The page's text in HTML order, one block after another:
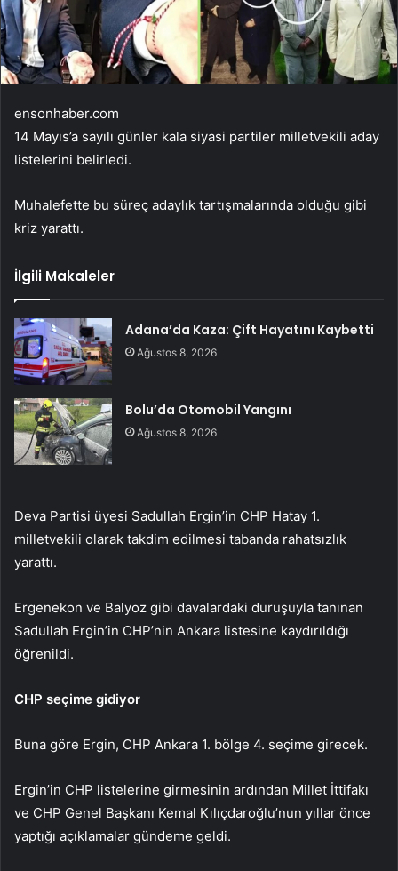
ensonhaber.com
14 Mayıs’a sayılı günler kala siyasi partiler milletvekili aday
listelerini belirledi.
Muhalefette bu süreç adaylık tartışmalarında olduğu gibi
kriz yarattı.
İlgili Makaleler
Adana’da Kaza: Çift Hayatını Kaybetti
Ağustos 8, 2026
Bolu’da Otomobil Yangını
Ağustos 8, 2026
Deva Partisi üyesi Sadullah Ergin’in CHP Hatay 1.
milletvekili olarak takdim edilmesi tabanda rahatsızlık
yarattı.
Ergenekon ve Balyoz gibi davalardaki duruşuyla tanınan
Sadullah Ergin’in CHP’nin Ankara listesine kaydırıldığı
öğrenildi.
CHP seçime gidiyor
Buna göre Ergin, CHP Ankara 1. bölge 4. seçime girecek.
Ergin’in CHP listelerine girmesinin ardından Millet İttifakı
ve CHP Genel Başkanı Kemal Kılıçdaroğlu’nun yıllar önce
yaptığı açıklamalar gündeme geldi.